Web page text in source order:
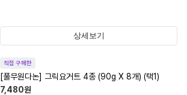
상세보기
직접 구매한
[풀무원다논] 그릭요거트 4종 (90g X 8개) (택1)
7,480원